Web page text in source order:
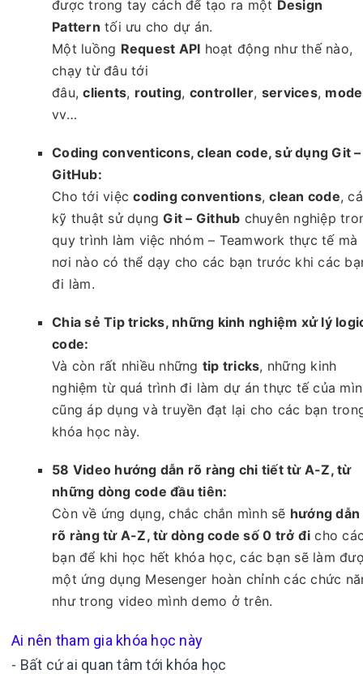
được trong tay cách để tạo ra một Design
Pattern tối ưu cho dự án.
Một luồng Request API hoạt động như thế nào,
chạy từ đâu tới
đâu,clients, routing, controller, services,
vv…
Coding conventicons, clean code, sử dụng Git –
GitHub:
Cho tới việccoding conventions,clean code,
kỹ thuật sử dụngGit – Github chuyên nghiệp
quy trình làm việc nhóm – Teamwork thực tế mà
nơi nào có thể dạy cho các bạn trước khi các
đi làm.
Chia sẻ Tip tricks, những kinh nghiệm xử lý
code:
Và còn rất nhiều những tip tricks, những kinh
nghiệm từ quá trình đi làm dự án thực tế của
cũng áp dụng và truyền đạt lại cho các bạn
khóa học này.
58 Video hướng dẫn rõ ràng chi tiết từ A-Z, từ
những dòng code đầu tiên:
Còn về ứng dụng, chắc chắn mình sẽ hướng dẫn
rõ ràng từ A-Z, từ dòng code số 0 trở đi cho
bạn để khi học hết khóa học, các bạn sẽ làm
một ứng dụng Mesenger hoàn chỉnh các chức
như trong video mình demo ở trên.
Ai nên tham gia khóa học này
- Bất cứ ai quan tâm tới khóa học